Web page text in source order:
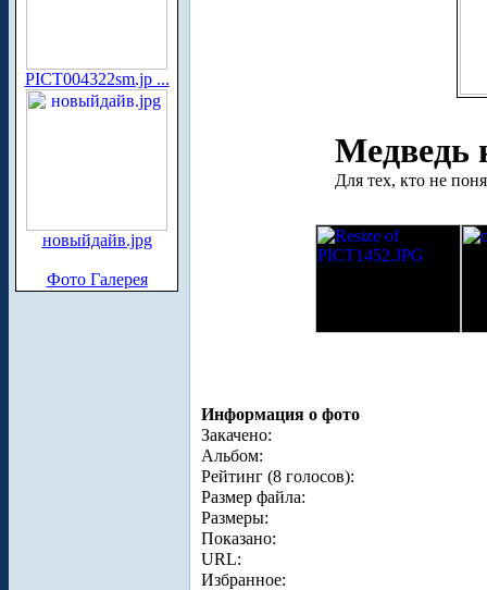
PICT004322sm.jp ...
новыйдайв.jpg
Фото Галерея
Медведь
Для тех, кто не
Информация о фото
Закачено:
Альбом:
Рейтинг (8 голосов):
Размер файла:
Размеры:
Показано:
URL:
Избранное: